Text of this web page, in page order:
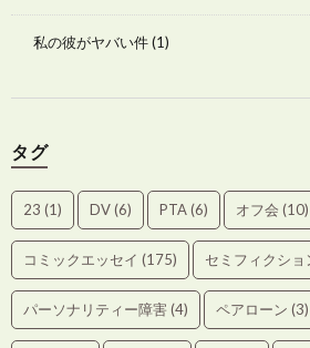
私の彼がヤバい件(1)
タグ
23 (1) DV(6) PTA(6) オフ会 (10)
コミックエッセイ (175) セミフィクショ
パーソナリティー障害(4) ペアローン (3)